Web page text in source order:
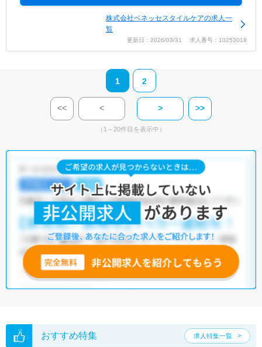
株式会社ベネッセスタイルケアの求人一
覧
更新日：2026/03/31 求人番号：10253018
1 2
<< < > >>
（1～20件目を表示中）
おすすめ特集 求人特集一覧